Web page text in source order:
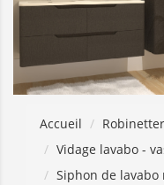
Accueil
Vidage lavabo -
Siphon de lavabo